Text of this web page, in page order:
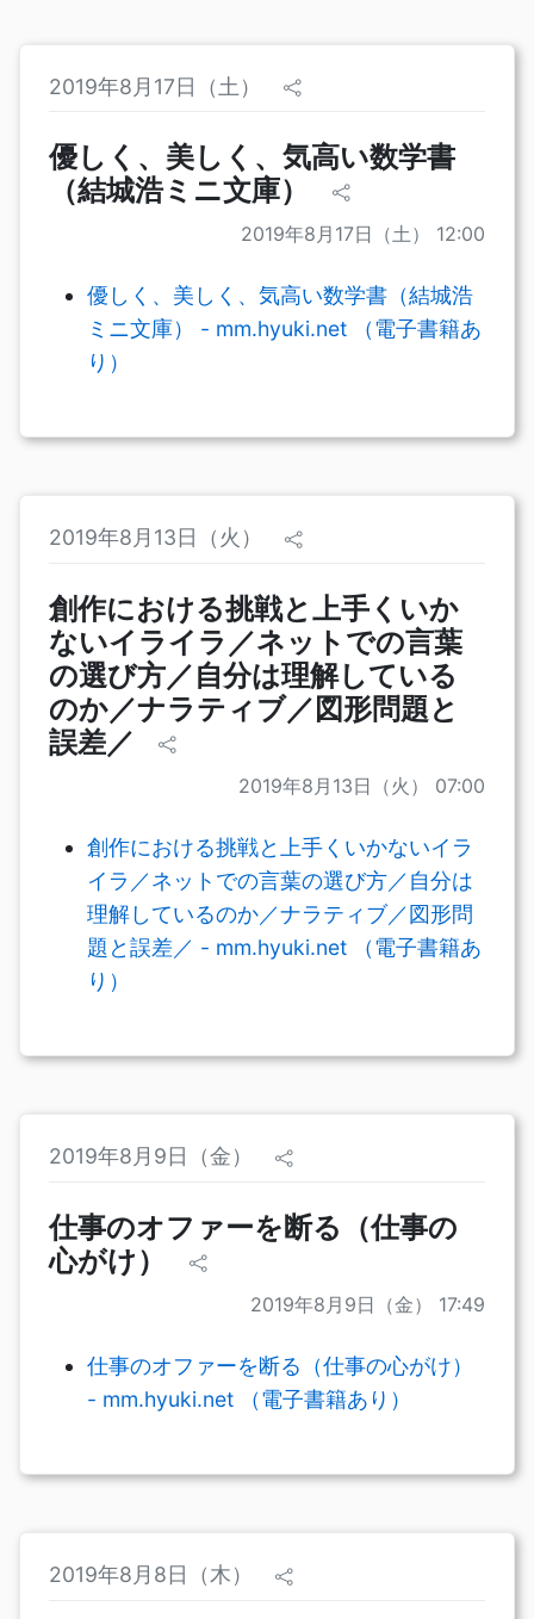
2019年8月17日（土）
優しく、美しく、気高い数学書
（結城浩ミニ文庫）
2019年8月17日（土） 12:00
優しく、美しく、気高い数学書（結城浩
ミニ文庫） - mm.hyuki.net （電子書籍あ
り）
2019年8月13日（火）
創作における挑戦と上手くいか
ないイライラ／ネットでの言葉
の選び方／自分は理解している
のか／ナラティブ／図形問題と
誤差／
2019年8月13日（火） 07:00
創作における挑戦と上手くいかないイラ
イラ／ネットでの言葉の選び方／自分は
理解しているのか／ナラティブ／図形問
題と誤差／ - mm.hyuki.net （電子書籍あ
り）
2019年8月9日（金）
仕事のオファーを断る（仕事の
心がけ）
2019年8月9日（金） 17:49
仕事のオファーを断る（仕事の心がけ）
- mm.hyuki.net （電子書籍あり）
2019年8月8日（木）